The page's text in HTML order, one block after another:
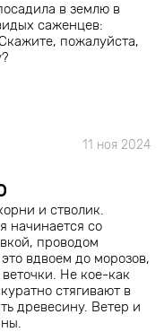
в землю в
саженцев:
пожалуйста,
11 ноя 2024
и стволик.
начинается со
проводом
вдвоем до морозов,
Не кое-как
стягивают в
древесину. Ветер и